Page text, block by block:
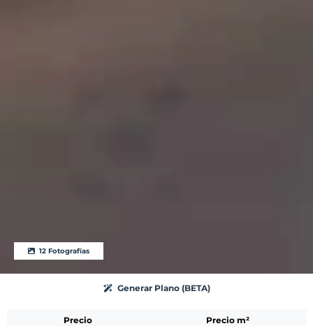
12 Fotografías
Generar Plano (BETA)
Precio Precio m²